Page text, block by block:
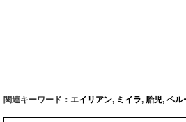
関連キーワード： エイリアン, ミイラ, 胎児, ペル